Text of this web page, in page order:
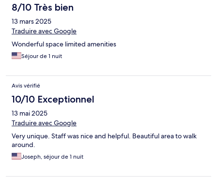
8/10 Très bien
13 mars 2025
Traduire avec Google
Wonderful space limited amenities
Séjour de 1 nuit
Avis vérifié
10/10 Exceptionnel
13 mai 2025
Traduire avec Google
Very unique. Staff was nice and helpful. Beautiful area to walk
around.
Joseph, séjour de 1 nuit